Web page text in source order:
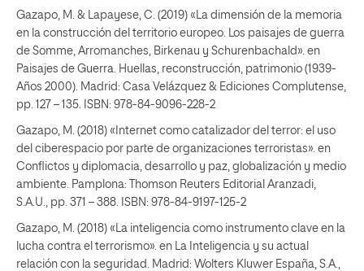
Gazapo, M. & Lapayese, C. (2019) «La dimensión de la memoria
en la construcción del territorio europeo. Los paisajes de guerra
de Somme, Arromanches, Birkenau y Schurenbachald». en
Paisajes de Guerra. Huellas, reconstrucción, patrimonio (1939-
Años 2000). Madrid: Casa Velázquez & Ediciones Complutense,
pp. 127 – 135. ISBN: 978-84-9096-228-2
Gazapo, M. (2018) «Internet como catalizador del terror: el uso
del ciberespacio por parte de organizaciones terroristas». en
Conflictos y diplomacia, desarrollo y paz, globalización y medio
ambiente. Pamplona: Thomson Reuters Editorial Aranzadi,
S.A.U., pp. 371 – 388. ISBN: 978-84-9197-125-2
Gazapo, M. (2018) «La inteligencia como instrumento clave en la
lucha contra el terrorismo». en La Inteligencia y su actual
relación con la seguridad. Madrid: Wolters Kluwer España, S.A.,